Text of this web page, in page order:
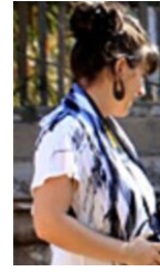
ကျော်
ကြည့်
ရန်
ပင်မ
ညွန်း
စာမျက်နှာ
ကျော်
အမေရိကန်သုံးအီ
မကြေးမုံရဲ့ အင်္ဂလိ
ရုပ်ရှင်ထဲက အင်္ဂလိ
သုတပဒေသာ အင်္ဂ
အပတ်စဉ်ကဏ္ဍများ
ရေဒီယို
တီဗွီ
ရေဒီယိုနှင့်ရုပ်သံ
ရေဒီယို/တီဗွီအစီအ
Learning English
ဗွီအိုအေ လူမှုကွန်ယက်